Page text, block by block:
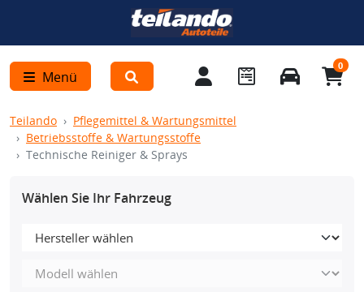
Menü
0
Teilando
Pflegemittel & Wartungsmittel
Betriebsstoffe & Wartungsstoffe
Technische Reiniger & Sprays
Wählen Sie Ihr Fahrzeug